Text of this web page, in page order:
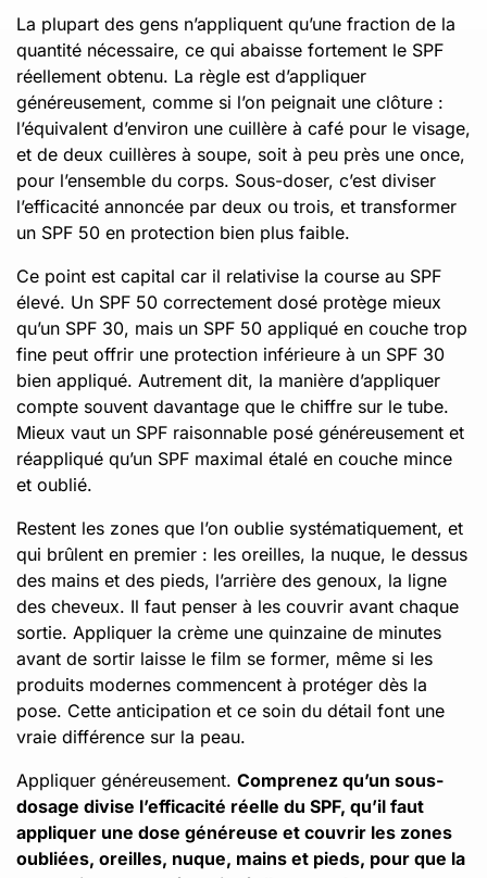
La plupart des gens n’appliquent qu’une fraction de la
quantité nécessaire, ce qui abaisse fortement le SPF
réellement obtenu. La règle est d’appliquer
généreusement, comme si l’on peignait une clôture :
l’équivalent d’environ une cuillère à café pour le visage,
et de deux cuillères à soupe, soit à peu près une once,
pour l’ensemble du corps. Sous-doser, c’est diviser
l’efficacité annoncée par deux ou trois, et transformer
un SPF 50 en protection bien plus faible.
Ce point est capital car il relativise la course au SPF
élevé. Un SPF 50 correctement dosé protège mieux
qu’un SPF 30, mais un SPF 50 appliqué en couche trop
fine peut offrir une protection inférieure à un SPF 30
bien appliqué. Autrement dit, la manière d’appliquer
compte souvent davantage que le chiffre sur le tube.
Mieux vaut un SPF raisonnable posé généreusement et
réappliqué qu’un SPF maximal étalé en couche mince
et oublié.
Restent les zones que l’on oublie systématiquement, et
qui brûlent en premier : les oreilles, la nuque, le dessus
des mains et des pieds, l’arrière des genoux, la ligne
des cheveux. Il faut penser à les couvrir avant chaque
sortie. Appliquer la crème une quinzaine de minutes
avant de sortir laisse le film se former, même si les
produits modernes commencent à protéger dès la
pose. Cette anticipation et ce soin du détail font une
vraie différence sur la peau.
Appliquer généreusement. Comprenez qu’un sous-
dosage divise l’efficacité réelle du SPF, qu’il faut
appliquer une dose généreuse et couvrir les zones
oubliées, oreilles, nuque, mains et pieds, pour que la